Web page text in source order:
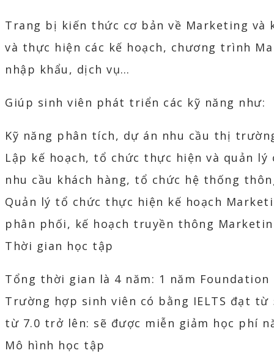
Trang bị kiến thức cơ bản về Marketing
và thực hiện các kế hoạch, chương trình
nhập khẩu, dịch vụ…
Giúp sinh viên phát triển các kỹ năng như:
Kỹ năng phân tích, dự án nhu cầu thị
Lập kế hoạch, tổ chức thực hiện và quản
nhu cầu khách hàng, tổ chức hệ thống
Quản lý tổ chức thực hiện kế hoạch
phân phối, kế hoạch truyền thông
Thời gian học tập
Tổng thời gian là 4 năm: 1 năm Foundation
Trường hợp sinh viên có bằng IELTS đạt
từ 7.0 trở lên: sẽ được miễn giảm học phí
Mô hình học tập